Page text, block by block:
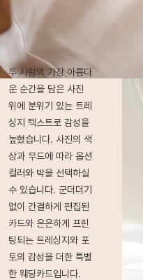
두 사람의 가장 아름다
운 순간을 담은 사진
위에 분위기 있는 트레
싱지 텍스트로 감성을
높혔습니다. 사진의 색
상과 무드에 따라 옵션
컬러와 박을 선택하실
수 있습니다. 군더더기
없이 간결하게 편집된
카드와 은은하게 프린
팅되는 트레싱지와 포
토의 감성을 더한 특별
한 웨딩카드입니다.